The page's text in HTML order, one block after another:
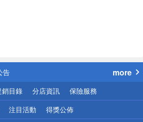
頁！請小心！
告
題
惠
區配送
！請小心！
more
銷目錄 分店資訊 保險服務
注目活動 得獎公佈